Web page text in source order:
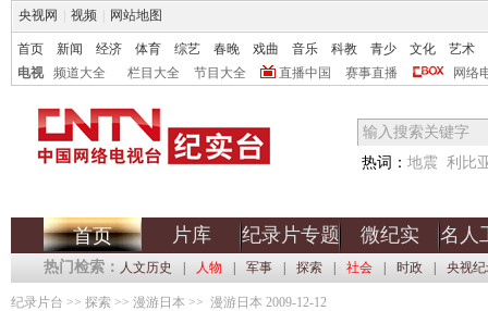
央视网 视频 网站地图
首页 新闻 经济 体育 综艺 春晚 戏曲 音乐 科教 青少 文化
艺术
电视
频道大全 栏目大全 节目大全 直播中国 赛事直播 网络
热词： 地震 利比
首页 片库 纪录片专题 微纪实 名人
热门检索： 人文历史 人物 军事 探索 社会 时政 央视
纪录片台 >> 探索 >> 漫游日本 >> 漫游日本 2009-12-12